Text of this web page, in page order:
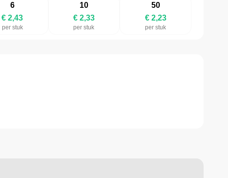
6
€ 2,43
per stuk
10
€ 2,33
per stuk
50
€ 2,23
per stuk